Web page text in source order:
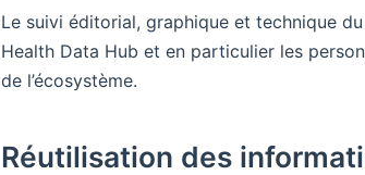
Le suivi éditorial, graphique et technique
Health Data Hub et en particulier les
de l’écosystème. ​
Réutilisation des